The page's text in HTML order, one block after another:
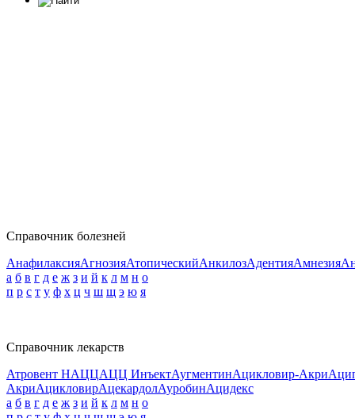
Справочник болезней
АнафилаксияАгнозияАтопическийАнкилозАдентияАмнезия
а б в г д е ж з и й к л м н о
п р с т у ф х ц ч ш щ э ю я
Справочник лекарств
Атровент НАЦЦАЦЦ ИнъектАугментинАцикловир-Акри
АкриАцикловирАцекардолАуробинАцидекс
а б в г д е ж з и й к л м н о